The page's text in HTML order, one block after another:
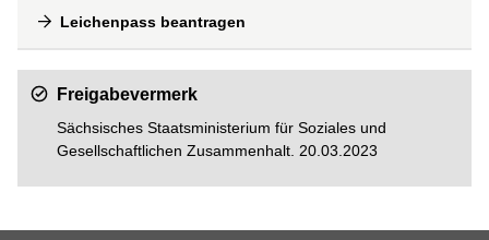
Leichenpass beantragen
Freigabevermerk
Sächsisches Staatsministerium für Soziales und
Gesellschaftlichen Zusammenhalt. 20.03.2023